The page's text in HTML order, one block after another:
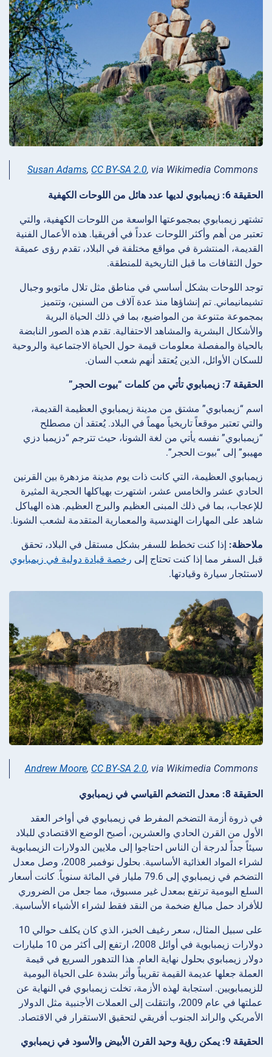
Susan Adams, CC BY-SA 2.0, via Wikimedia Commons
الحقيقة 6: زيمبابوي لديها عدد هائل من اللوحات الكهفية
تشتهر زيمبابوي بمجموعتها الواسعة من اللوحات الكهفية، والتي
تعتبر من أهم وأكثر اللوحات عدداً في أفريقيا. هذه الأعمال الفنية
القديمة، المنتشرة في مواقع مختلفة في البلاد، تقدم رؤى عميقة
حول الثقافات ما قبل التاريخية للمنطقة.
توجد اللوحات بشكل أساسي في مناطق مثل تلال ماتوبو وجبال
تشيمانيماني. تم إنشاؤها منذ عدة آلاف من السنين، وتتميز
بمجموعة متنوعة من المواضيع، بما في ذلك الحياة البرية
والأشكال البشرية والمشاهد الاحتفالية. تقدم هذه الصور النابضة
بالحياة والمفصلة معلومات قيمة حول الحياة الاجتماعية والروحية
للسكان الأوائل، الذين يُعتقد أنهم شعب السان.
الحقيقة 7: زيمبابوي تأتي من كلمات “بيوت الحجر”
اسم “زيمبابوي” مشتق من مدينة زيمبابوي العظيمة القديمة،
والتي تعتبر موقعاً تاريخياً مهماً في البلاد. يُعتقد أن مصطلح
“زيمبابوي” نفسه يأتي من لغة الشونا، حيث تترجم “دزيمبا دزي
مهيبو” إلى “بيوت الحجر”.
زيمبابوي العظيمة، التي كانت ذات يوم مدينة مزدهرة بين القرنين
الحادي عشر والخامس عشر، اشتهرت بهياكلها الحجرية المثيرة
للإعجاب، بما في ذلك المبنى العظيم والبرج العظيم. هذه الهياكل
شاهد على المهارات الهندسية والمعمارية المتقدمة لشعب الشونا.
ملاحظة: إذا كنت تخطط للسفر بشكل مستقل في البلاد، تحقق
قبل السفر مما إذا كنت تحتاج إلى رخصة قيادة دولية في زيمبابوي
لاستئجار سيارة وقيادتها.
Andrew Moore, CC BY-SA 2.0, via Wikimedia Commons
الحقيقة 8: معدل التضخم القياسي في زيمبابوي
في ذروة أزمة التضخم المفرط في زيمبابوي في أواخر العقد
الأول من القرن الحادي والعشرين، أصبح الوضع الاقتصادي للبلاد
سيئاً جداً لدرجة أن الناس احتاجوا إلى ملايين الدولارات الزيمبابوية
لشراء المواد الغذائية الأساسية. بحلول نوفمبر 2008، وصل معدل
التضخم في زيمبابوي إلى 79.6 مليار في المائة سنوياً. كانت أسعار
السلع اليومية ترتفع بمعدل غير مسبوق، مما جعل من الضروري
للأفراد حمل مبالغ ضخمة من النقد فقط لشراء الأشياء الأساسية.
على سبيل المثال، سعر رغيف الخبز، الذي كان يكلف حوالي 10
دولارات زيمبابوية في أوائل 2008، ارتفع إلى أكثر من 10 مليارات
دولار زيمبابوي بحلول نهاية العام. هذا التدهور السريع في قيمة
العملة جعلها عديمة القيمة تقريباً وأثر بشدة على الحياة اليومية
للزيمبابويين. استجابة لهذه الأزمة، تخلت زيمبابوي في النهاية عن
عملتها في عام 2009، وانتقلت إلى العملات الأجنبية مثل الدولار
الأمريكي والراند الجنوب أفريقي لتحقيق الاستقرار في الاقتصاد.
الحقيقة 9: يمكن رؤية وحيد القرن الأبيض والأسود في زيمبابوي